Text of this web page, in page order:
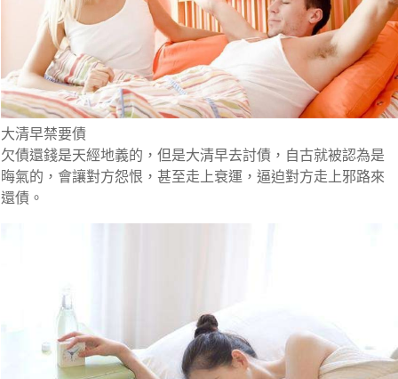
大清早禁要債
欠債還錢是天經地義的，但是大清早去討債，自古就被認為是
晦氣的，會讓對方怨恨，甚至走上衰運，逼迫對方走上邪路來
還債。